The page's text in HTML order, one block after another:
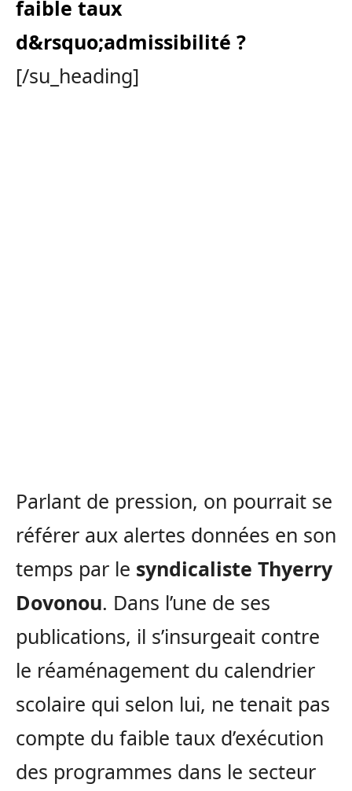
faible taux
d&rsquo;admissibilité ?
[/su_heading]
Parlant de pression, on pourrait se
référer aux alertes données en son
temps par le syndicaliste Thyerry
Dovonou. Dans l’une de ses
publications, il s’insurgeait contre
le réaménagement du calendrier
scolaire qui selon lui, ne tenait pas
compte du faible taux d’exécution
des programmes dans le secteur